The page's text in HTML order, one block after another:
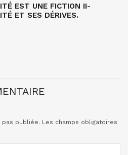
EST UNE FICTION II-
ET SES DÉRIVES.
publiée. Les champs obligatoires